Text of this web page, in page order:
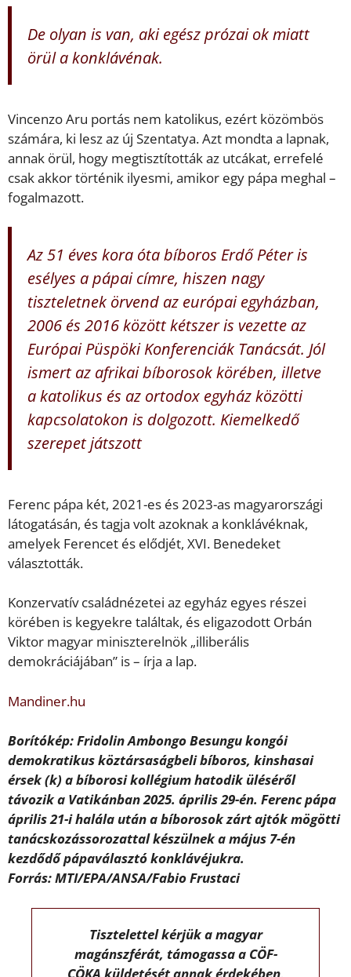
De olyan is van, aki egész prózai ok miatt
örül a konklávénak.
Vincenzo Aru portás nem katolikus, ezért közömbös
számára, ki lesz az új Szentatya. Azt mondta a lapnak,
annak örül, hogy megtisztították az utcákat, errefelé
csak akkor történik ilyesmi, amikor egy pápa meghal –
fogalmazott.
Az 51 éves kora óta bíboros Erdő Péter is
esélyes a pápai címre, hiszen nagy
tiszteletnek örvend az európai egyházban,
2006 és 2016 között kétszer is vezette az
Európai Püspöki Konferenciák Tanácsát. Jól
ismert az afrikai bíborosok körében, illetve
a katolikus és az ortodox egyház közötti
kapcsolatokon is dolgozott. Kiemelkedő
szerepet játszott
Ferenc pápa két, 2021-es és 2023-as magyarországi
látogatásán, és tagja volt azoknak a konklávéknak,
amelyek Ferencet és elődjét, XVI. Benedeket
választották.
Konzervatív családnézetei az egyház egyes részei
körében is kegyekre találtak, és eligazodott Orbán
Viktor magyar miniszterelnök „illiberális
demokráciájában” is – írja a lap.
Mandiner.hu
Borítókép: Fridolin Ambongo Besungu kongói
demokratikus köztársaságbeli bíboros, kinshasai
érsek (k) a bíborosi kollégium hatodik üléséről
távozik a Vatikánban 2025. április 29-én. Ferenc pápa
április 21-i halála után a bíborosok zárt ajtók mögötti
tanácskozássorozattal készülnek a május 7-én
kezdődő pápaválasztó konklávéjukra.
Forrás: MTI/EPA/ANSA/Fabio Frustaci
Tisztelettel kérjük a magyar
magánszférát, támogassa a CÖF-
CÖKA küldetését annak érdekében,